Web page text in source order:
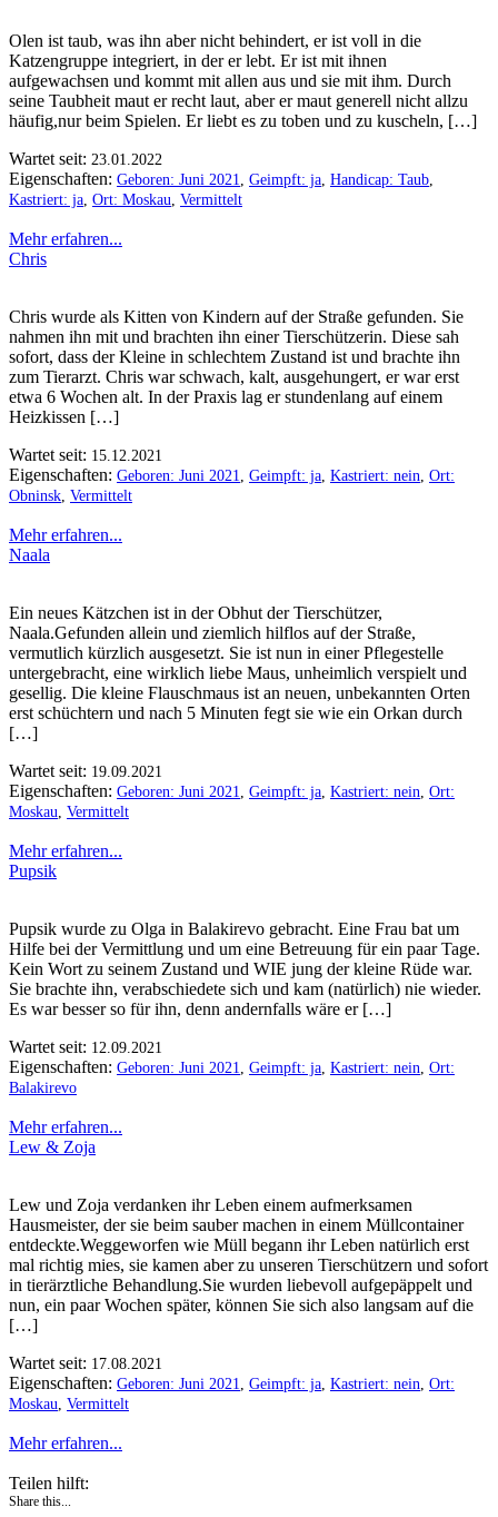
Olen ist taub, was ihn aber nicht behindert, er ist voll in die
Katzengruppe integriert, in der er lebt. Er ist mit ihnen
aufgewachsen und kommt mit allen aus und sie mit ihm. Durch
seine Taubheit maut er recht laut, aber er maut generell nicht allzu
häufig,nur beim Spielen. Er liebt es zu toben und zu kuscheln, […]
Wartet seit: 23.01.2022
Eigenschaften: Geboren: Juni 2021 Geimpft: ja Handicap: Taub
Kastriert: ja Ort: Moskau Vermittelt
Mehr erfahren...
Chris
Chris wurde als Kitten von Kindern auf der Straße gefunden. Sie
nahmen ihn mit und brachten ihn einer Tierschützerin. Diese sah
sofort, dass der Kleine in schlechtem Zustand ist und brachte ihn
zum Tierarzt. Chris war schwach, kalt, ausgehungert, er war erst
etwa 6 Wochen alt. In der Praxis lag er stundenlang auf einem
Heizkissen […]
Wartet seit: 15.12.2021
Eigenschaften: Geboren: Juni 2021 Geimpft: ja Kastriert: nein Ort:
Obninsk Vermittelt
Mehr erfahren...
Naala
Ein neues Kätzchen ist in der Obhut der Tierschützer,
Naala.Gefunden allein und ziemlich hilflos auf der Straße,
vermutlich kürzlich ausgesetzt. Sie ist nun in einer Pflegestelle
untergebracht, eine wirklich liebe Maus, unheimlich verspielt und
gesellig. Die kleine Flauschmaus ist an neuen, unbekannten Orten
erst schüchtern und nach 5 Minuten fegt sie wie ein Orkan durch
[…]
Wartet seit: 19.09.2021
Eigenschaften: Geboren: Juni 2021 Geimpft: ja Kastriert: nein Ort:
Moskau Vermittelt
Mehr erfahren...
Pupsik
Pupsik wurde zu Olga in Balakirevo gebracht. Eine Frau bat um
Hilfe bei der Vermittlung und um eine Betreuung für ein paar Tage.
Kein Wort zu seinem Zustand und WIE jung der kleine Rüde war.
Sie brachte ihn, verabschiedete sich und kam (natürlich) nie wieder.
Es war besser so für ihn, denn andernfalls wäre er […]
Wartet seit: 12.09.2021
Eigenschaften: Geboren: Juni 2021 Geimpft: ja Kastriert: nein Ort:
Balakirevo
Mehr erfahren...
Lew & Zoja
Lew und Zoja verdanken ihr Leben einem aufmerksamen
Hausmeister, der sie beim sauber machen in einem Müllcontainer
entdeckte.Weggeworfen wie Müll begann ihr Leben natürlich erst
mal richtig mies, sie kamen aber zu unseren Tierschützern und sofort
in tierärztliche Behandlung.Sie wurden liebevoll aufgepäppelt und
nun, ein paar Wochen später, können Sie sich also langsam auf die
[…]
Wartet seit: 17.08.2021
Eigenschaften: Geboren: Juni 2021 Geimpft: ja Kastriert: nein Ort:
Moskau Vermittelt
Mehr erfahren...
Teilen hilft:
Share this...